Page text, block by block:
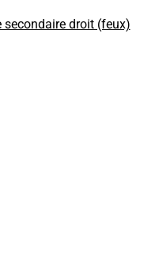
secondaire droit (feux)